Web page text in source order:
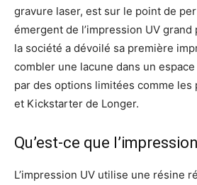
gravure laser, est sur le point de
émergent de l’impression UV grand
la société a dévoilé sa première
combler une lacune dans un
par des options limitées comme les
et Kickstarter de Longer.
Qu’est-ce que
L’impression UV utilise une résine